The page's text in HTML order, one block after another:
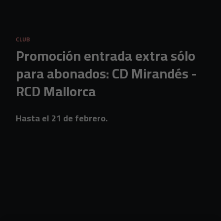
CLUB
Promoción entrada extra sólo
para abonados: CD Mirandés -
RCD Mallorca
Hasta el 21 de febrero.